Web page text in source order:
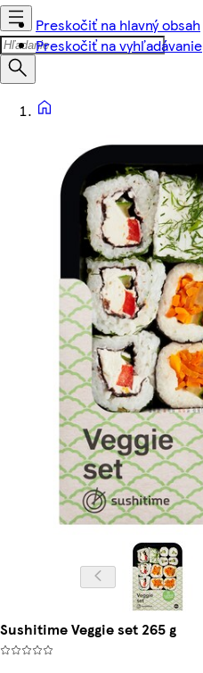
Preskočiť na hlavný obsah
Preskočiť na vyhľadávanie
Sushitime Veggie set 265 g